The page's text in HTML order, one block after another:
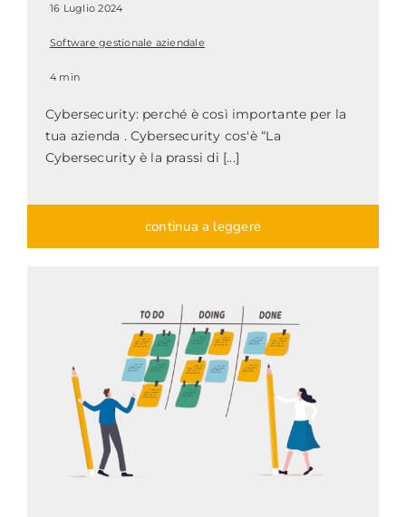
16 Luglio 2024
Software gestionale aziendale
4 min
Cybersecurity: perché è così importante per la
tua azienda . Cybersecurity cos'è “La
Cybersecurity è la prassi di [...]
continua a leggere